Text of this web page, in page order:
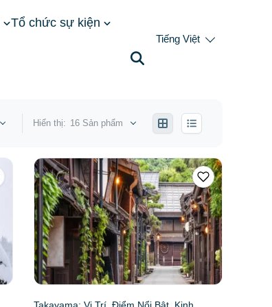
Tổ chức sự kiện
Tiếng Việt
Hiển thị: 16 Sản phẩm